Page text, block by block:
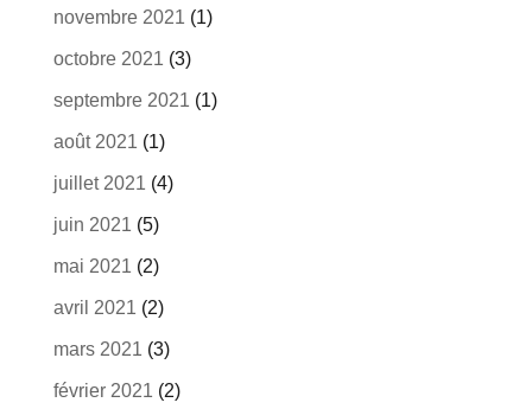
novembre 2021 (1)
octobre 2021 (3)
septembre 2021 (1)
août 2021 (1)
juillet 2021 (4)
juin 2021 (5)
mai 2021 (2)
avril 2021 (2)
mars 2021 (3)
février 2021 (2)